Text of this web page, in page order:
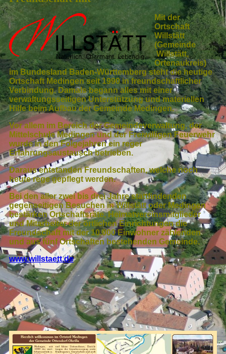
Mit der
Ortschaft
Willstätt
(Gemeinde
Willstätt,
Ortenaukreis)
im Bundesland Baden-Württemberg steht die heutige
Ortschaft Medingen seit 1990 in freundschaftlicher
Verbindung. Damals begann alles mit einer
verwaltungsseitigen Unterstützung und materiellen
Hilfe beim Aufbau der Gemeinde Medingen.
Vor allem im Bereich der Gemeindeverwaltung, der
Mittelschule Medingen und der Freiwilligen Feuerwehr
wurde in den Folgejahren ein reger
Erfahrungsaustausch betrieben.
Daraus entstanden Freundschaften, welche noch
heute rege gepflegt werden.
Bei den aller zwei bis drei Jahre stattfindenden
gegenseitigen Besuchen in Willstätt oder Medingen
bestärken Ortschaftsräte, Heimatvereinsmitglieder
und Mitarbeiter der örtlichen Einrichtungen die
Freundschaft mit der 10.000 Einwohner zählenden
und aus fünf Ortschaften bestehenden Gemeinde.
www.willstaett.de